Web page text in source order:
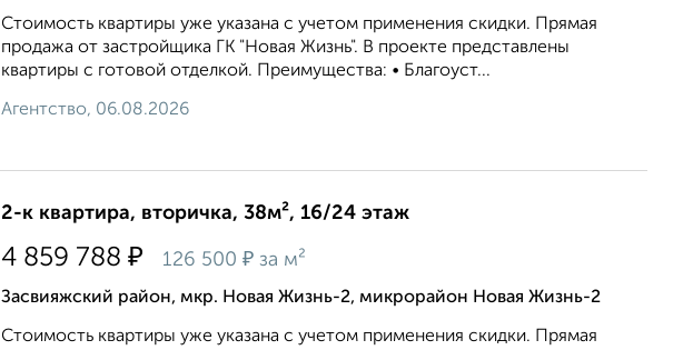
Стоимость квартиры уже укaзaна c учeтoм применeния cкидки. Прямая
продажа от застройщика ГК "Новая Жизнь". В проекте представлены
квартиры с готовой отделкой. Преимущества: • Благоуст...
Агентство, 06.08.2026
2-к квартира, вторичка, 38м², 16/24 этаж
4 859 788 ₽ 126 500 ₽ за м²
Засвияжский район, мкр. Новая Жизнь-2, микрорайон Новая Жизнь-2
Стоимость квартиры уже укaзaна c учeтoм применeния cкидки. Прямая